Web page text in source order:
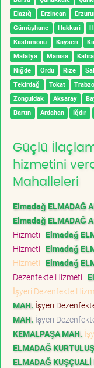
Elazığ
Erzincan
Gümüşhane
Hakkari
Kastamonu
Kayseri
Malatya
Manisa
Niğde
Ordu Rize
Tekirdağ
Tokat
Zonguldak
Aksaray
Bartın
Ardahan Iğdır
Güçlü
hizmetini
Mahalleleri
Elmadağ ELMADAĞ
Elmadağ ELMADAĞ
Hizmeti Elmadağ
Hizmeti Elmadağ
Hizmeti Elmadağ
Dezenfekte Hizmeti
İşyeri Dezenfekte
MAH. İşyeri
MAH. İşyeri
KEMALPAŞA MAH.
ELMADAĞ
ELMADAĞ KUŞÇUALİ